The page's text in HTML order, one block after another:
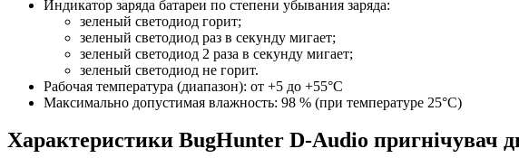
Индикатор заряда батареи по степени убывания заряда:
зеленый светодиод горит;
зеленый светодиод раз в секунду мигает;
зеленый светодиод 2 раза в секунду мигает;
зеленый светодиод не горит.
Рабочая температура (диапазон): от +5 до +55°С
Максимально допустимая влажность: 98 % (при температуре 25°С)
Характеристики BugHunter D-Audio пригнічувач